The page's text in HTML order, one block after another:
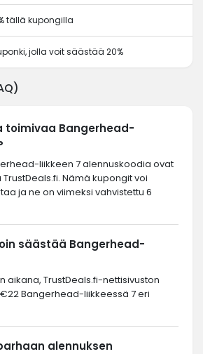
tällä kupongilla
jolla voit säästää 20%
toimivaa Bangerhead-
liikkeen 7 alennuskoodia ovat
Nämä kupongit voi
ja ne on viimeksi vahvistettu 6
säästää Bangerhead-
aikana, TrustDeals.fi-nettisivuston
Bangerhead-liikkeessä 7 eri
alennuksen